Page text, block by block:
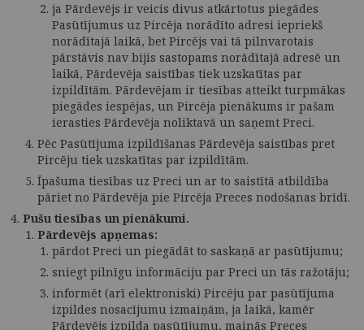
ja Pārdevējs ir veicis divus atkārtotus piegādes
Pasūtījumus uz Pircēja norādīto adresi iepriekš
norādītajā laikā, bet Pircējs vai tā pilnvarotais
pārstāvis nav bijis sastopams norādītajā adresē un
laikā, Pārdevēja saistības tiek uzskatītas par
izpildītām. Pārdevējam ir tiesības atteikt turpmākas
piegādes iespējas, un Pircēja pienākums ir pašam
ierasties Pārdevēja noliktavā un saņemt Preci.
Pēc Pasūtījuma izpildīšanas Pārdevēja saistības pret
Pircēju tiek uzskatītas par izpildītām.
Īpašuma tiesības uz Preci un ar to saistītā atbildība
pāriet no Pārdevēja pie Pircēja Preces nodošanas brīdī.
Pušu tiesības un pienākumi.
Pārdevējs apņemas:
pārdot Preci un piegādāt to saskaņā ar pasūtījumu;
sniegt pilnīgu informāciju par Preci un tās ražotāju;
informēt (arī elektroniski) Pircēju par pasūtījuma
izpildes nosacījumu izmaiņām, ja laikā, kamēr
Pārdevējs izpilda pasūtījumu, mainās Preces